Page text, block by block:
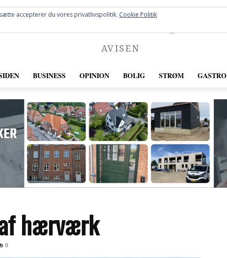
FREDERICIA
AVISEN
BUSINESS OPINION BOLIG STRØM GASTRO
hærværk
0
accepterer du vores privatlivspolitik. Cookie Politik